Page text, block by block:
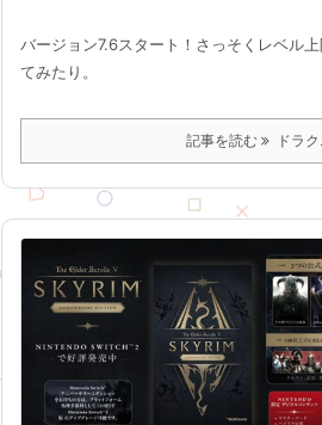
バージョン7.6スタート！さっそくレベル
てみたり。
記事を読む ドラク